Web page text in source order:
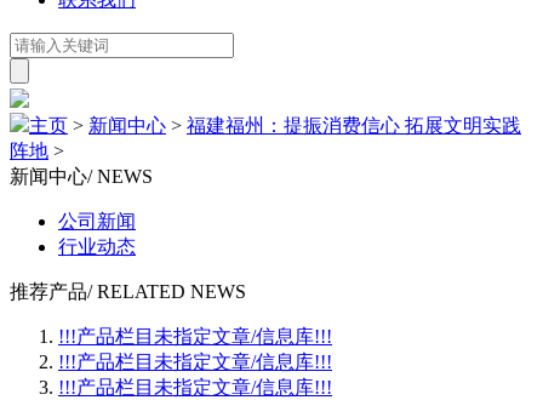
主页 > 新闻中心 > 福建福州：提振消费信心 拓展文明实践
阵地 >
新闻中心/ NEWS
公司新闻
行业动态
推荐产品/ RELATED NEWS
!!!产品栏目未指定文章/信息库!!!
!!!产品栏目未指定文章/信息库!!!
!!!产品栏目未指定文章/信息库!!!